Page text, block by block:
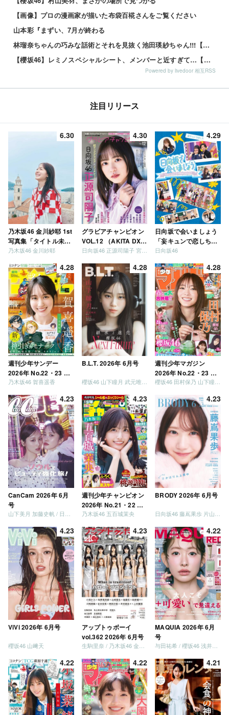
【画像】プロの漫画家が描いた布袋百椛さんをご覧ください
山本彩『まずい、7月が終わる
林瑠奈ちゃんの巧みな話術とそれを見抜く池田瑛紗ちゃん!!!【乃木坂46】
【櫻坂46】レミノスペシャルシート、メンバーと近すぎて…【全国ツアー2026】
Powered by livedoor 相互RSS
注目リリース
6.30
乃木坂46 金川紗耶 1st
写真集「タイトル未
定」
乃木坂46 金川紗耶
4.30
グラビアチャンピオン
VOL.12 （AKITA DXシ
リーズ）
日向坂46 正源司陽子 宮地すみれ
4.29
日向坂で会いましょう
「妄キュンで恋しちゃ
いましょう」「どっち
う」「ご褒美でロケし
ましょう」「フレンド
リーになりましょう」
「笑って卒業を祝いま
しょう」 [Blu-ray]
日向坂46
4.28
週刊少年サンデー
2026年 No.22・23 合
併号
乃木坂46 賀喜遥香
4.28
B.L.T. 2026年 6月号
櫻坂46 山下瞳月 武元唯衣 / 乃木坂46 海邉朱莉
4.28
週刊少年マガジン
2026年 No.22・23 合
併号
櫻坂46 田村保乃 山下瞳月 山川宇衣
4.23
CanCam 2026年 6月
号
4.23
週刊少年チャンピオン
2026年 No.21・22 合
併号
乃木坂46 五百城茉央
4.23
BRODY 2026年 6月号
4.23
ViVi 2026年 6月号
櫻坂46 山﨑天
4.23
アップトゥボーイ
vol.362 2026年 6月号
4.22
MAQUIA 2026年 6月
号
4.22 4.22 4.21